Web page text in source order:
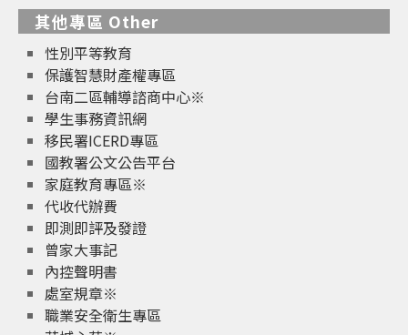
其他專區 Other
性別平等教育
保護智慧財產權專區
台南二區輔導諮商中心※
學生事務資訊網
移民署ICERD專區
國教署公文公告平台
家庭教育專區※
代收代辦費
即測即評及發證
曾家大事記
內控聲明書
處室規章※
職業安全衛生專區